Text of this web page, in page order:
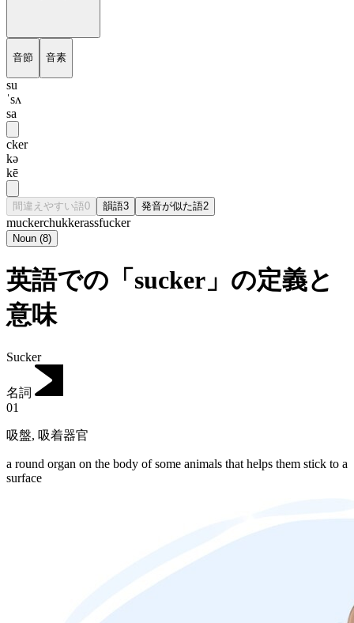
音節 音素
su
ˈsʌ
sa
cker
kə
kē
間違えやすい語0 韻語3 発音が似た語2
muckerchukkerassfucker
Noun (8)
英語での「sucker」の定義と
意味
Sucker
名詞
01
吸盤, 吸着器官
a round organ on the body of some animals that helps them stick to a
surface